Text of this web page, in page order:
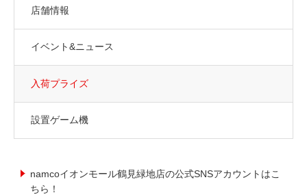
店舗情報
イベント&ニュース
入荷プライズ
設置ゲーム機
namcoイオンモール鶴見緑地店の公式SNSアカウントはこ
ちら！